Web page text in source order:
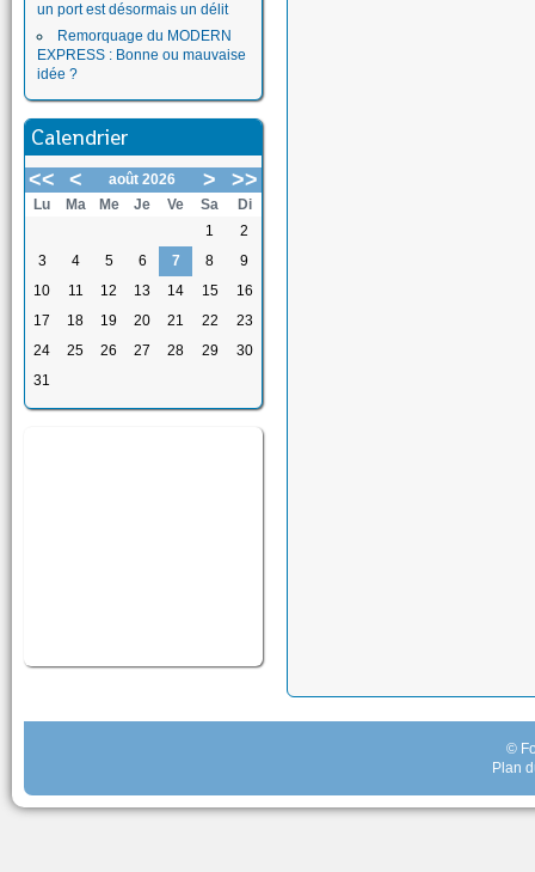
un port est désormais un délit
Remorquage du MODERN
EXPRESS : Bonne ou mauvaise
idée ?
Calendrier
<< < août 2026 > >>
Lu Ma Me Je Ve Sa
Di
1
2
3
4 5 6 7 8
9
10
11 12 13 14 15
16
17
18 19 20 21 22
23
24
25 26 27 28 29
30
31
©
Plan